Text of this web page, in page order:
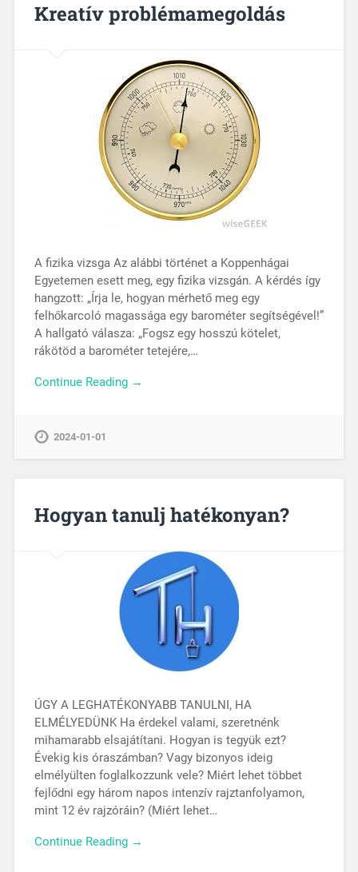
Kreatív problémamegoldás
A fizika vizsga Az alábbi történet a Koppenhágai
Egyetemen esett meg, egy fizika vizsgán. A kérdés így
hangzott: „Írja le, hogyan mérhető meg egy
felhőkarcoló magassága egy barométer segítségével!”
A hallgató válasza: „Fogsz egy hosszú kötelet,
rákötöd a barométer tetejére,…
Continue Reading →
2024-01-01
Hogyan tanulj hatékonyan?
ÚGY A LEGHATÉKONYABB TANULNI, HA
ELMÉLYEDÜNK Ha érdekel valami, szeretnénk
mihamarabb elsajátítani. Hogyan is tegyük ezt?
Évekig kis óraszámban? Vagy bizonyos ideig
elmélyülten foglalkozzunk vele? Miért lehet többet
fejlődni egy három napos intenzív rajztanfolyamon,
mint 12 év rajzóráin? (Miért lehet…
Continue Reading →